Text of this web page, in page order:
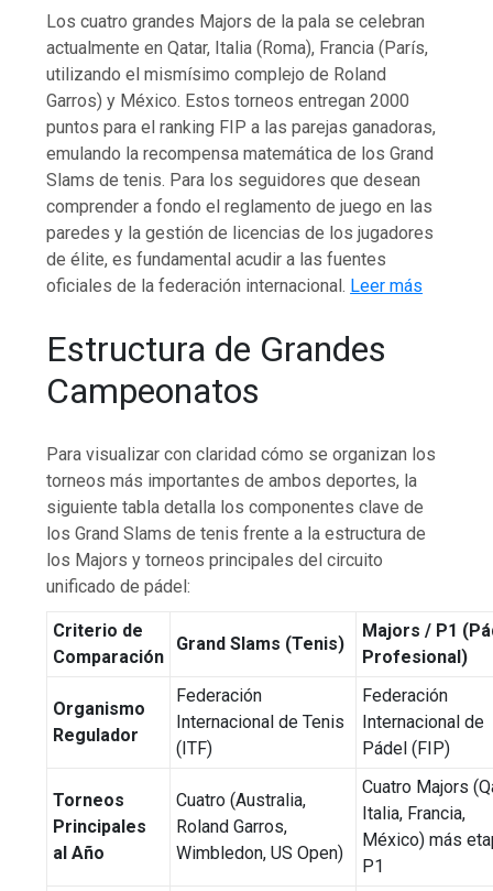
Los cuatro grandes Majors de la pala se celebran
actualmente en Qatar, Italia (Roma), Francia (París,
utilizando el mismísimo complejo de Roland
Garros) y México. Estos torneos entregan 2000
puntos para el ranking FIP a las parejas ganadoras,
emulando la recompensa matemática de los Grand
Slams de tenis. Para los seguidores que desean
comprender a fondo el reglamento de juego en las
paredes y la gestión de licencias de los jugadores
de élite, es fundamental acudir a las fuentes
oficiales de la federación internacional. Leer más
Estructura de Grandes
Campeonatos
Para visualizar con claridad cómo se organizan los
torneos más importantes de ambos deportes, la
siguiente tabla detalla los componentes clave de
los Grand Slams de tenis frente a la estructura de
los Majors y torneos principales del circuito
unificado de pádel:
Criterio de
Comparación
Grand Slams (Tenis)
Majors / P1
Profesional)
Organismo
Regulador
Federación
Internacional de Tenis
(ITF)
Federación
Internacional de
Pádel (FIP)
Torneos
Principales
al Año
Cuatro (Australia,
Roland Garros,
Wimbledon, US Open)
Cuatro Majors
Italia, Francia,
México) más
P1